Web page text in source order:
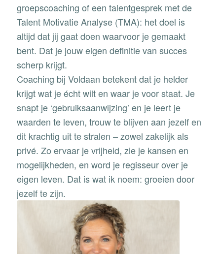
groepscoaching of een talentgesprek met de
Talent Motivatie Analyse (TMA): het doel is
altijd dat jij gaat doen waarvoor je gemaakt
bent. Dat je jouw eigen definitie van succes
scherp krijgt.
Coaching bij Voldaan betekent dat je helder
krijgt wat je écht wilt en waar je voor staat. Je
snapt je ‘gebruiksaanwijzing’ en je leert je
waarden te leven, trouw te blijven aan jezelf en
dit krachtig uit te stralen – zowel zakelijk als
privé. Zo ervaar je vrijheid, zie je kansen en
mogelijkheden, en word je regisseur over je
eigen leven. Dat is wat ik noem: groeien door
jezelf te zijn.